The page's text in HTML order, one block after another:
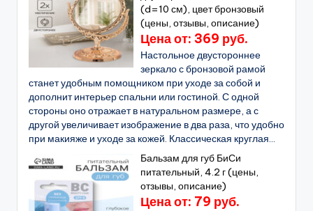
(d=10 см), цвет бронзовый
(цены, отзывы, описание)
Цена от: 369 руб.
Настольное двустороннее
зеркало с бронзовой рамой
станет удобным помощником при уходе за собой и
дополнит интерьер спальни или гостиной. С одной
стороны оно отражает в натуральном размере, а с
другой увеличивает изображение в два раза, что удобно
при макияже и уходе за кожей. Классическая круглая...
Бальзам для губ БиСи
питательный, 4.2 г (цены,
отзывы, описание)
Цена от: 79 руб.